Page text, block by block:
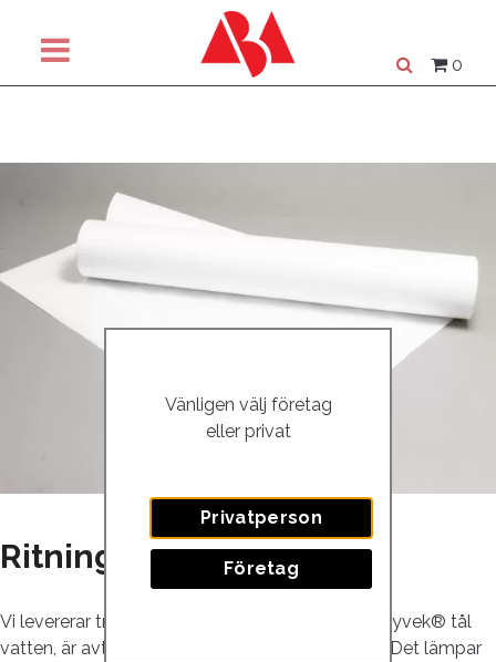
0
Ritning | Vattenresistent
Vi levererar tryck på väderbeständigt material! Tyvek® tål
vatten, är avtorkningsbart, vikbart och slitstarkt. Det lämpar
Vänligen välj företag
eller privat
Privatperson
Företag